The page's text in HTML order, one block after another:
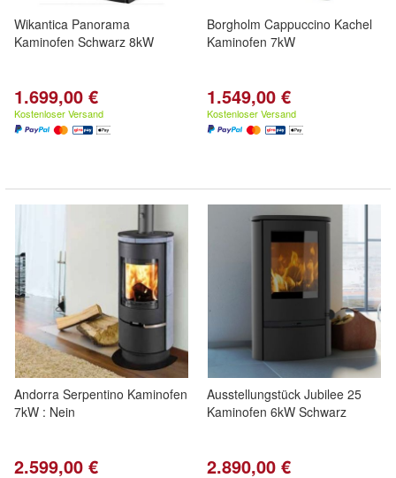
Wikantica Panorama
Kaminofen Schwarz 8kW
1.699,00 €
Kostenloser Versand
Borgholm Cappuccino Kachel
Kaminofen 7kW
1.549,00 €
Kostenloser Versand
Andorra Serpentino Kaminofen
7kW : Nein
2.599,00 €
Ausstellungstück Jubilee 25
Kaminofen 6kW Schwarz
2.890,00 €